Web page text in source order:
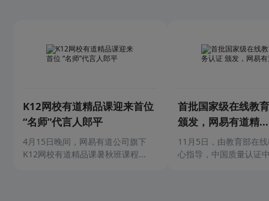
K12网校有道精品课迎来首位
“名师”代言人郎平
4月15日晚间，网易有道公司旗下
K12网校有道精品课暑秋班课程...
首批国家级在线教
颁发，网易有道精...
11月5日，由教育部在
心指导，中国质量认证